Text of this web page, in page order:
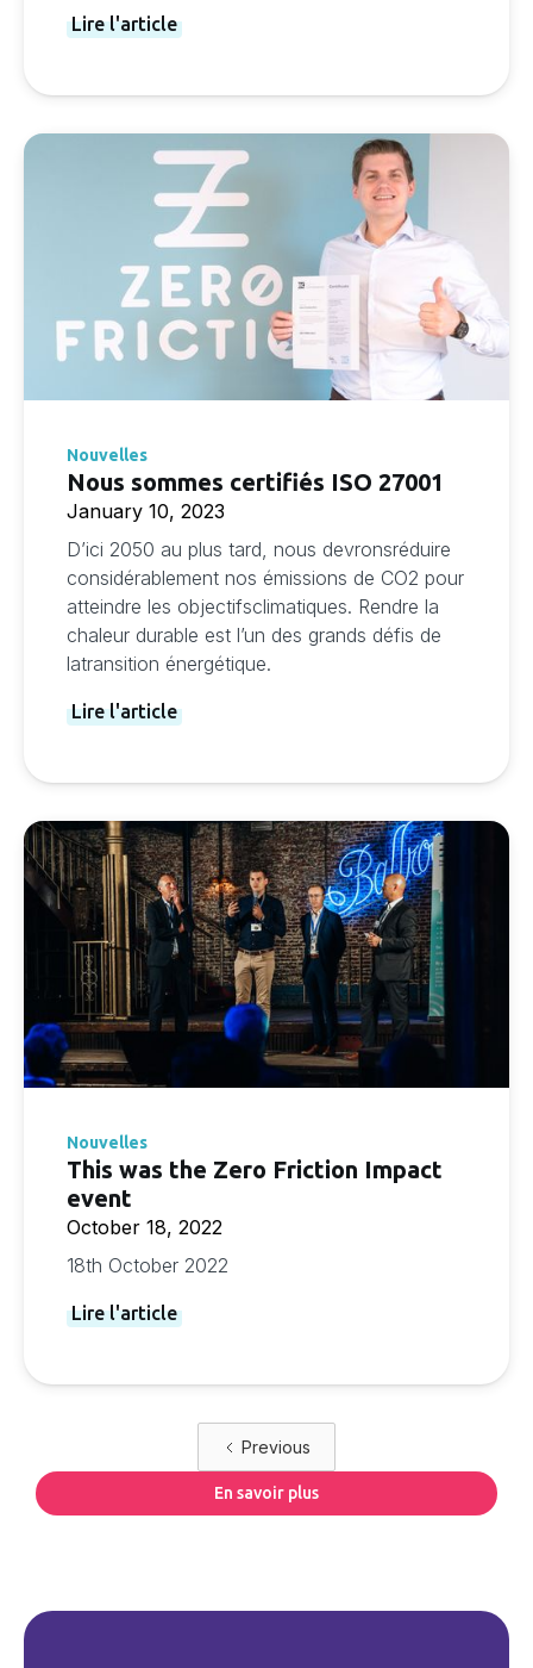
Lire l'article
Nouvelles
Nous sommes certifiés ISO 27001
January 10, 2023
D’ici 2050 au plus tard, nous devronsréduire
considérablement nos émissions de CO2 pour
atteindre les objectifsclimatiques. Rendre la
chaleur durable est l’un des grands défis de
latransition énergétique.
Lire l'article
Nouvelles
This was the Zero Friction Impact
event
October 18, 2022
18th October 2022
Lire l'article
Previous
En savoir plus